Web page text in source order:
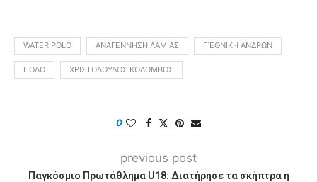
WATER POLO ΑΝΑΓΈΝΝΗΣΗ ΛΑΜΊΑΣ Γ΄ΕΘΝΙΚΉ ΑΝΔΡΏΝ
ΠΌΛΟ ΧΡΙΣΤΌΔΟΥΛΟΣ ΚΟΛΌΜΒΟΣ
0
previous post
Παγκόσμιο Πρωτάθλημα U18: Διατήρησε τα σκήπτρα η